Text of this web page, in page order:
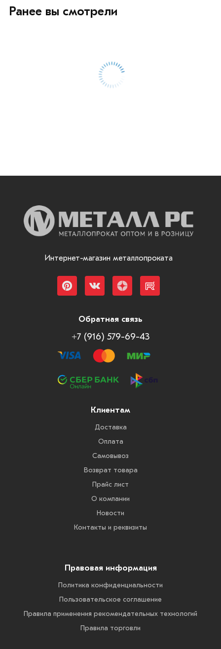
Ранее вы смотрели
Интернет-магазин металлопроката
Обратная связь
+7 (916) 579-69-43
Клиентам
Доставка
Оплата
Самовывоз
Возврат товара
Прайс лист
О компании
Новости
Контакты и реквизиты
Правовая информация
Политика конфиденциальности
Пользовательское соглашение
Правила применения рекомендательных технологий
Правила торговли